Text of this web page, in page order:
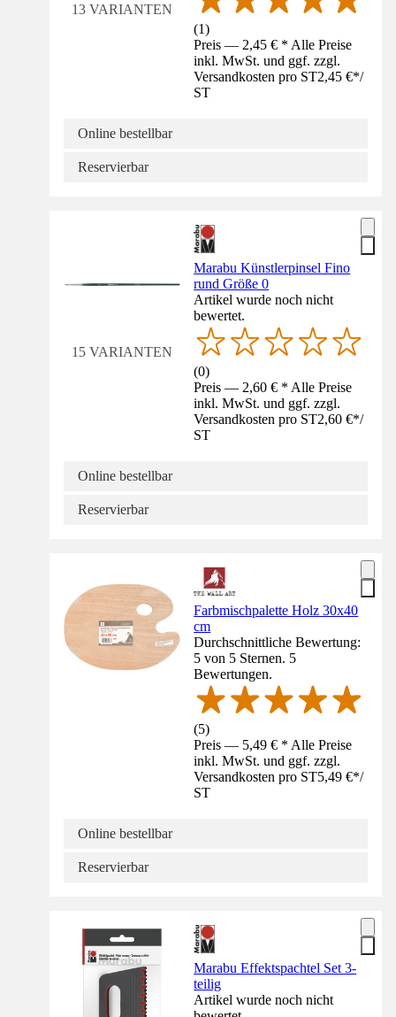
13 VARIANTEN
(1)
Preis — 2,45 € * Alle Preise
inkl. MwSt. und ggf. zzgl.
Versandkosten pro ST2,45 €*/
ST
Online bestellbar
Reservierbar
15 VARIANTEN
Marabu Künstlerpinsel Fino
rund Größe 0
Artikel wurde noch nicht
bewertet.
(0)
Preis — 2,60 € * Alle Preise
inkl. MwSt. und ggf. zzgl.
Versandkosten pro ST2,60 €*/
ST
Online bestellbar
Reservierbar
Farbmischpalette Holz 30x40
cm
Durchschnittliche Bewertung:
5 von 5 Sternen. 5
Bewertungen.
(5)
Preis — 5,49 € * Alle Preise
inkl. MwSt. und ggf. zzgl.
Versandkosten pro ST5,49 €*/
ST
Online bestellbar
Reservierbar
Marabu Effektspachtel Set 3-
teilig
Artikel wurde noch nicht